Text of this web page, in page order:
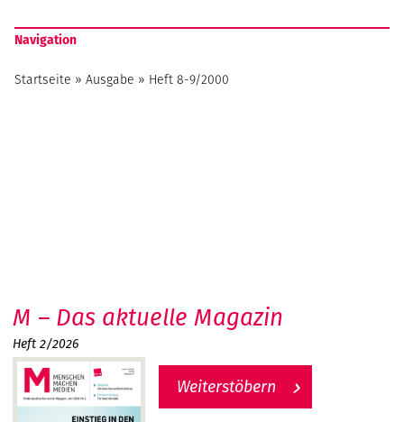
Navigation
Startseite »Ausgabe » Heft 8-9/2000
M – Das aktuelle Magazin
Heft 2/2026
Weiterstöbern